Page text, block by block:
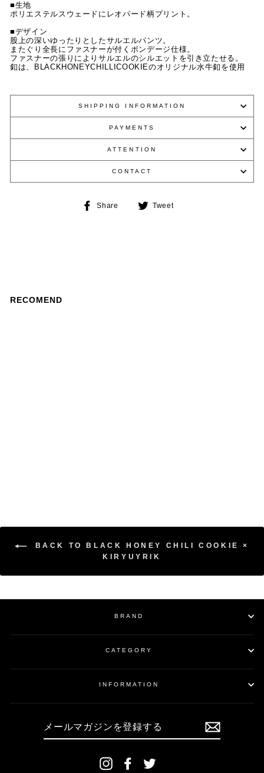
■生地
ポリエステルスウェードにレオパード柄プリント。
■デザイン
股上の深いゆったりとしたサルエルパンツ。
またぐり全長にファスナーが付くボンデージ仕様。
ファスナーの張りによりサルエルのシルエットを引き立たせる。
釦は、
BLACKHONEYCHILLICOOKIEのオリジナル水牛釦を使用
SHIPPING INFORMATION
PAYMENTS
ATTENTION
CONTACT
Share
Share Tweet
RECOMEND
BACK TO BLACK HONEY CHILI COOKIE ×
KIRYUYRIK
BRAND
CATEGORY
INFORMATION
InstagramFacebook